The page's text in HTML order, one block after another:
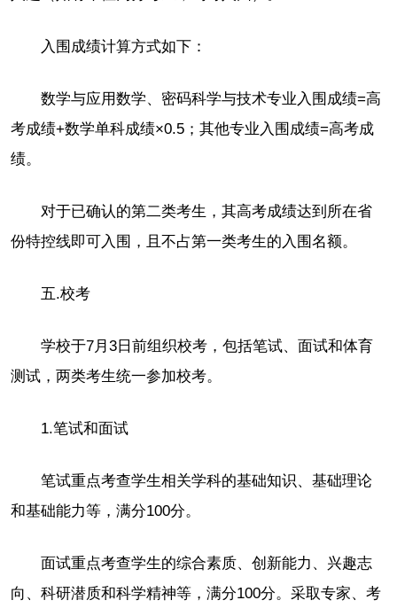
入围成绩计算方式如下：
数学与应用数学、密码科学与技术专业入围成绩=高
考成绩+数学单科成绩×0.5；其他专业入围成绩=高考成
绩。
对于已确认的第二类考生，其高考成绩达到所在省
份特控线即可入围，且不占第一类考生的入围名额。
五.校考
学校于7月3日前组织校考，包括笔试、面试和体育
测试，两类考生统一参加校考。
1.笔试和面试
笔试重点考查学生相关学科的基础知识、基础理论
和基础能力等，满分100分。
面试重点考查学生的综合素质、创新能力、兴趣志
向、科研潜质和科学精神等，满分100分。采取专家、考